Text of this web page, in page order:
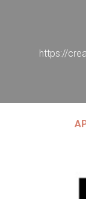
https://